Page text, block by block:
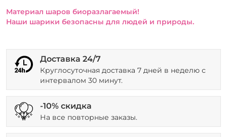
Материал шаров биоразлагаемый!
Наши шарики безопасны для людей и природы.
Доставка 24/7
Круглосуточная доставка 7 дней в неделю с
интервалом 30 минут.
-10% скидка
На все повторные заказы.